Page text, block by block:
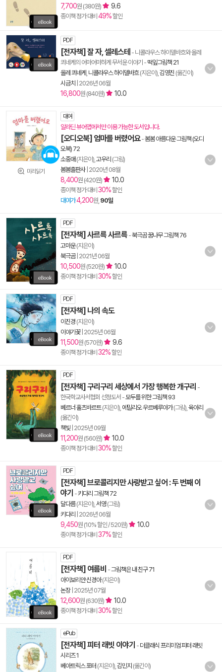
7,700원 (380원) 9.6
종이책 정가 대비 49%할인
PDF
[전자책] 잘 자, 셀레스테 - 니콜라우스 하이델바흐와 올레
쾨네케의 어마어마하게 무서운 이야기 - 떡잎그림책 21
올레 쾨네케 니콜라우스 하이델바흐(지은이), 김영진 (옮긴이)
시금치
2026년 06월
16,800원 (840원) 10.0
미리읽기
대여
알라딘 뷰어앱에서만 이용 가능한 도서입니다.
[오디오북] 엄마를 버렸어요-봄봄 아름다운 그림책 (오디
오북) 72
소중애 (지은이), 고우리 (그림)
봄봄출판사| 2020년 08월
8,400원 (420원) 10.0
종이책 정가 대비 30%할인
대여가4,200원, 90일
PDF
[전자책] 사르륵 사르륵 -북극곰 꿈나무 그림책 76
고마운(지은이)
북극곰| 2021년 06월
10,500원 (520원) 10.0
종이책 정가 대비 30%할인
PDF
[전자책] 나의 속도
이진경 (지은이)
이야기꽃| 2025년 06월
11,500원 (570원) 9.6
종이책 정가 대비 32%할인
PDF
[전자책] 구리구리 세상에서 가장 행복한 개구리 -
한국학교사서협회 선정도서 -모두를 위한 그림책 93
베르너 홀츠바르트(지은이), 에밀리오 우르베루아가(그림), 육아리
(옮긴이)
책빛 2025년 09월
11,200원 (560원) 10.0
종이책 정가 대비 30%할인
PDF
[전자책] 브로콜리지만 사랑받고 싶어 : 두 번째 이
야기 -키다리 그림책 72
달다름(지은이), 서영(그림)
키다리
2026년 06월
9,450원 (10% 할인 / 520원) 10.0
종이책 정가 대비 37%할인
PDF
[전자책] 여름비 -그림책은 내 친구 71
아이보리얀 신경아(지은이)
논장| 2025년 07월
12,600원 (630원) 10.0
종이책 정가 대비 30%할인
ePub
[전자책] 피터 래빗 이야기 - 더클래식 프리미엄 피터 래빗
시리즈 1
베아트릭스 포터 (지은이), 김민지 (옮긴이)